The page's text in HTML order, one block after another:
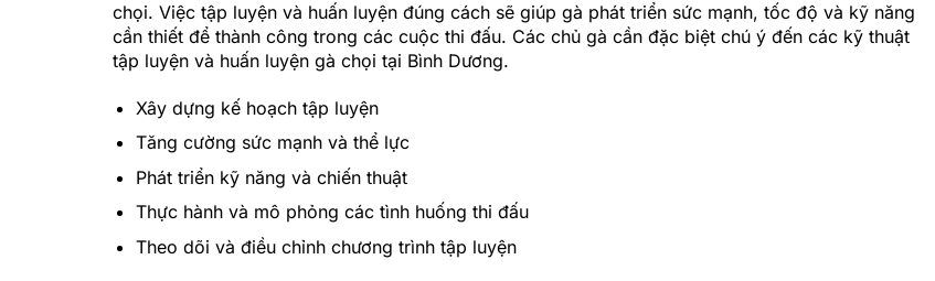
chọi. Việc tập luyện và huấn luyện đúng cách sẽ giúp gà phát triển sức mạnh, tốc độ và kỹ năng
cần thiết để thành công trong các cuộc thi đấu. Các chủ gà cần đặc biệt chú ý đến các kỹ thuật
tập luyện và huấn luyện gà chọi tại Bình Dương.
Xây dựng kế hoạch tập luyện
Tăng cường sức mạnh và thể lực
Phát triển kỹ năng và chiến thuật
Thực hành và mô phỏng các tình huống thi đấu
Theo dõi và điều chỉnh chương trình tập luyện